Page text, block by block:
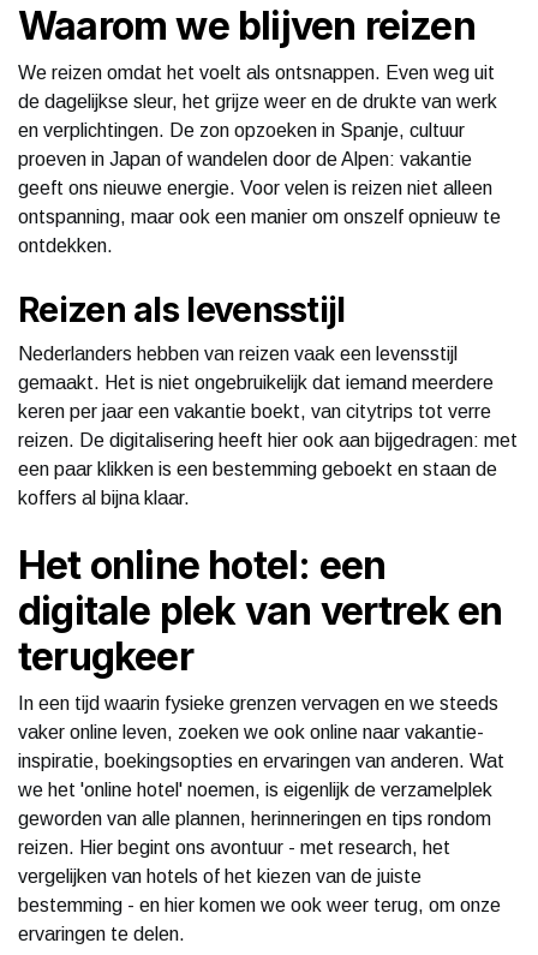
Waarom we blijven reizen
We reizen omdat het voelt als ontsnappen. Even weg uit
de dagelijkse sleur, het grijze weer en de drukte van werk
en verplichtingen. De zon opzoeken in Spanje, cultuur
proeven in Japan of wandelen door de Alpen: vakantie
geeft ons nieuwe energie. Voor velen is reizen niet alleen
ontspanning, maar ook een manier om onszelf opnieuw te
ontdekken.
Reizen als levensstijl
Nederlanders hebben van reizen vaak een levensstijl
gemaakt. Het is niet ongebruikelijk dat iemand meerdere
keren per jaar een vakantie boekt, van citytrips tot verre
reizen. De digitalisering heeft hier ook aan bijgedragen: met
een paar klikken is een bestemming geboekt en staan de
koffers al bijna klaar.
Het online hotel: een
digitale plek van vertrek en
terugkeer
In een tijd waarin fysieke grenzen vervagen en we steeds
vaker online leven, zoeken we ook online naar vakantie-
inspiratie, boekingsopties en ervaringen van anderen. Wat
we het 'online hotel' noemen, is eigenlijk de verzamelplek
geworden van alle plannen, herinneringen en tips rondom
reizen. Hier begint ons avontuur - met research, het
vergelijken van hotels of het kiezen van de juiste
bestemming - en hier komen we ook weer terug, om onze
ervaringen te delen.